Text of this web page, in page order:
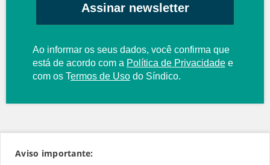
Assinar newsletter
Ao informar os seus dados, você confirma que
está de acordo com a Política de Privacidade e
com os Termos de Uso do Síndico.
Aviso importante: